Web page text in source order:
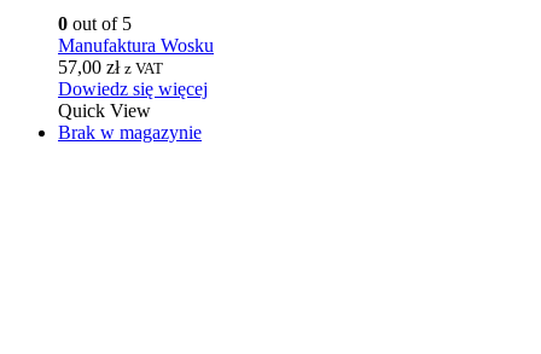
0 out of 5
Manufaktura Wosku
57,00 zł z VAT
Dowiedz się więcej
Quick View
Brak w magazynie